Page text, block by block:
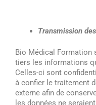
Transmission
Bio Médical Formation
tiers les informations
Celles-ci sont
à confier le traitement
externe afin de
les données ne